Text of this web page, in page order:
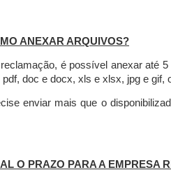
ANEXAR ARQUIVOS?
é possível anexar até
doc e docx, xls e xlsx, jpg e gif,
enviar mais que o
O PRAZO PARA A EMPRESA